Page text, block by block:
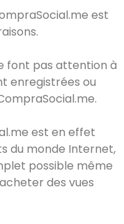
est
font pas attention à
enregistrées ou
est en effet
du monde Internet,
possible même
des vues